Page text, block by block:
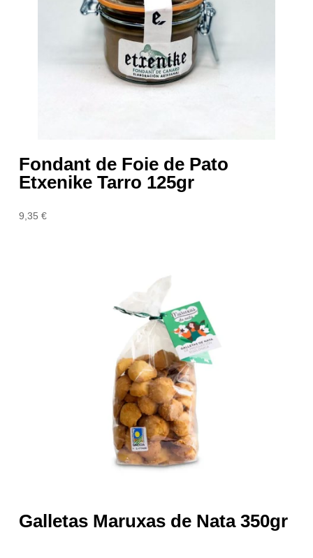
Fondant de Foie de Pato
Etxenike Tarro 125gr
9,35€
Galletas Maruxas de Nata 350gr